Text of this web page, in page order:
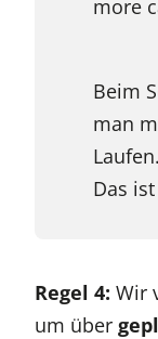
more
Beim
man
Laufen.
Das
Regel 4: Wir
um über